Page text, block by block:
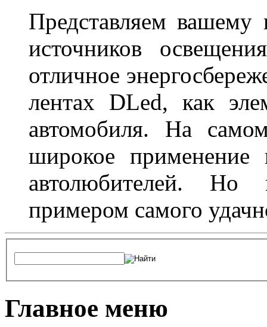
Представляем
источников
отличное
лентах DLed, как
автомобиля. На
широкое
автолюбителей. Но
примером самого
Главное меню